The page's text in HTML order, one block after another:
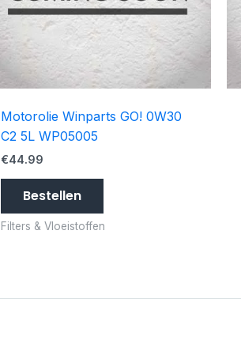
Motorolie Winparts GO! 0W30
C2 5L WP05005
€44.99
Bestellen
Filters & Vloeistoffen